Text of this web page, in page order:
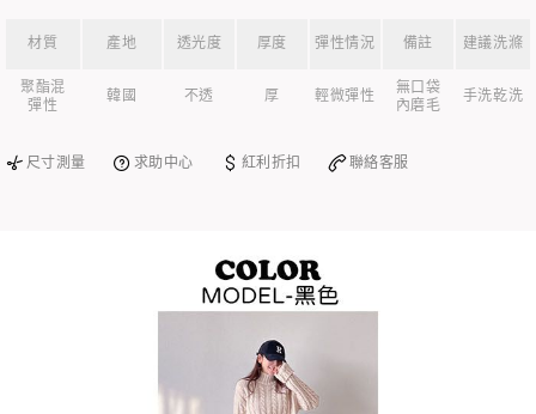
材質 產地 透光度 厚度 彈性情況 備註 建議洗滌
聚酯混
彈性
韓國 不透 厚 輕微彈性
無口袋
內磨毛
手洗乾洗
尺寸測量 求助中心 紅利折扣 聯絡客服